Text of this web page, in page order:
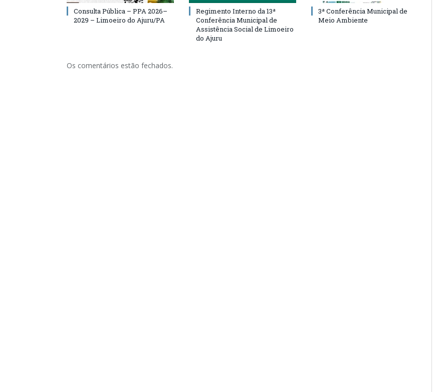
Consulta Pública – PPA 2026–
2029 – Limoeiro do Ajuru/PA
Regimento Interno da 13ª
Conferência Municipal de
Assistência Social de Limoeiro
do Ajuru
3ª Conferência Municipal de
Meio Ambiente
Os comentários estão fechados.